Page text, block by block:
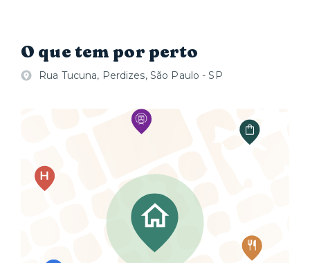
O que tem por perto
Rua Tucuna, Perdizes, São Paulo - SP